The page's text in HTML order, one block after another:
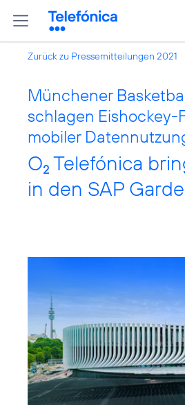
Zurück zu Pressemitteilungen 2021
Münchener
schlagen Eishockey-
mobiler
O2 Telefónica
in den SAP